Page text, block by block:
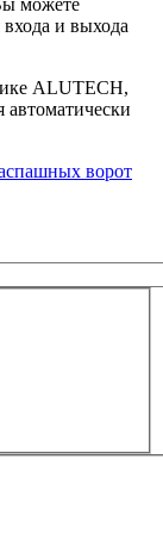
можете
входа и выхода
ALUTECH,
автоматически
ворот